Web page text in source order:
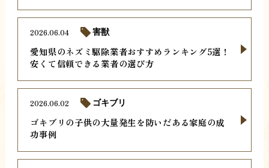
愛知県のネズミ駆除業者おすすめランキング5選！
安くて信頼できる業者の選び方
2026.06.04 害獣
ゴキブリの子供の大量発生を防いだある家庭の成
功事例
2026.06.02 ゴキブリ